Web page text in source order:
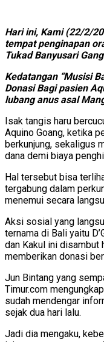
Hari ini, Kami (22/2/
tempat penginapan
Tukad Banyusari
Kedatangan “Musisi
Donasi Bagi pasien
lubang anus asal
Isak tangis haru
Aquino Goang, ketika
berkunjung, sekaligus
dana demi biaya
Hal tersebut bisa
tergabung dalam
menemui secara
Aksi sosial yang
ternama di Bali yaitu
dan Kakul ini disambut
memberikan donasi
Jun Bintang yang
Timur.com
sudah mendengar
sejak dua hari lalu.
Jadi dia mengaku,